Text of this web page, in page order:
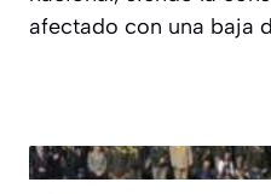
afectado con una baja